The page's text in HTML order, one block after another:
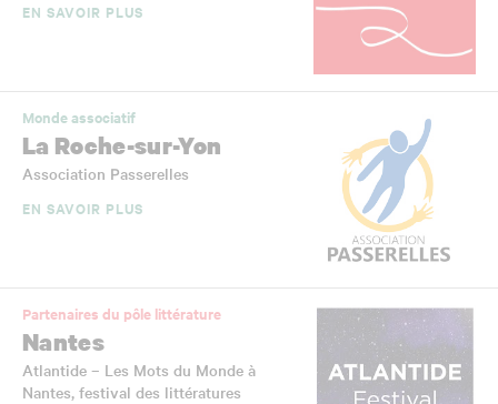
EN SAVOIR PLUS
Monde associatif
La Roche-sur-Yon
Association Passerelles
EN SAVOIR PLUS
Partenaires du pôle littérature
Nantes
Atlantide – Les Mots du Monde à
Nantes, festival des littératures